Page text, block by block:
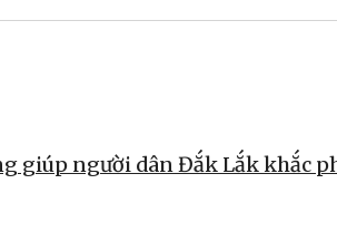
giúp người dân Đắk Lắk khắc